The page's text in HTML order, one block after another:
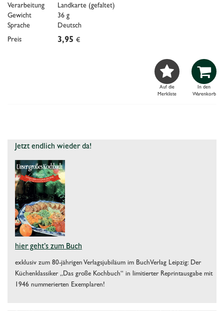
Verarbeitung
Landkarte (gefaltet)
Gewicht
36 g
Sprache
Deutsch
Preis
3,95 €

Auf die
Merkliste

In den
Warenkorb
Jetzt endlich wieder da!
hier geht’s zum Buch
exklusiv zum 80-jährigen Verlagsjubiläum im BuchVerlag Leipzig: Der
Küchenklassiker „Das große Kochbuch“ in limitierter Reprintausgabe mit
1946 nummerierten Exemplaren!